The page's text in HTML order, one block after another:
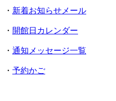
・ 新着お知らせメール
・ 開館日カレンダー
・ 通知メッセージ一覧
・ 予約かご